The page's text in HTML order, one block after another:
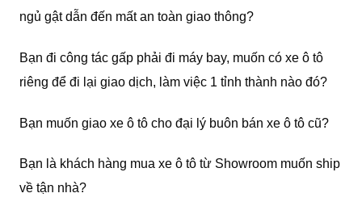
ngủ gật dẫn đến mất an toàn giao thông?
Bạn đi công tác gấp phải đi máy bay, muốn có xe ô tô
riêng để đi lại giao dịch, làm việc 1 tỉnh thành nào đó?
Bạn muốn giao xe ô tô cho đại lý buôn bán xe ô tô cũ?
Bạn là khách hàng mua xe ô tô từ Showroom muốn ship
về tận nhà?